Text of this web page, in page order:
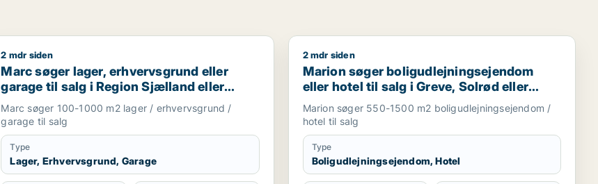
Marc søger lager, erhvervsgrund eller garage til salg i Region Sjælland eller Nordsjælland
2 mdr siden
Marc søger lager, erhvervsgrund eller
garage til salg i Region Sjælland eller
Nordsjælland
Marc søger 100-1000 m2 lager / erhvervsgrund /
garage til salg
Type
Lager, Erhvervsgrund, Garage
Marion søger boligudlejningsejendom eller hotel til
2 mdr siden
Marion søger boligudlejningsejendom
eller hotel til salg i Greve, Solrød eller
Roskilde m.fl.
Marion søger 550-1500 m2 boligudlejningsejendom /
hotel til salg
Type
Boligudlejningsejendom, Hotel